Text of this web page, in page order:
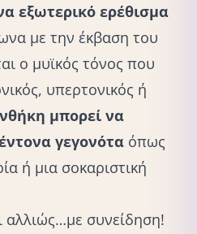
εξωτερικό ερέθισμα
με την έκβαση του
ο μυϊκός τόνος που
υπερτονικός ή
μπορεί να
γεγονότα όπως
ή μια σοκαριστική
αλλιώς…με συνείδηση!